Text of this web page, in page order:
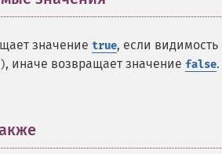
значение true, если
, иначе возвращает значение false.